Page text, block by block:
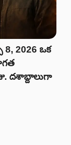
2026 ఒక
దశాబ్దాలుగా